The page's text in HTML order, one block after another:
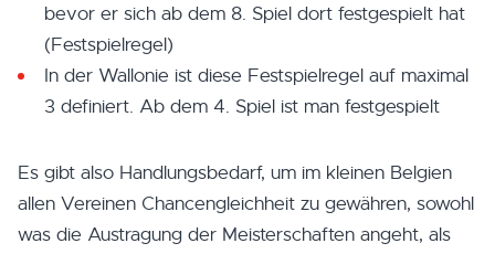
bevor er sich ab dem 8. Spiel dort festgespielt hat
(Festspielregel)
In der Wallonie ist diese Festspielregel auf maximal
3 definiert. Ab dem 4. Spiel ist man festgespielt
Es gibt also Handlungsbedarf, um im kleinen Belgien
allen Vereinen Chancengleichheit zu gewähren, sowohl
was die Austragung der Meisterschaften angeht, als